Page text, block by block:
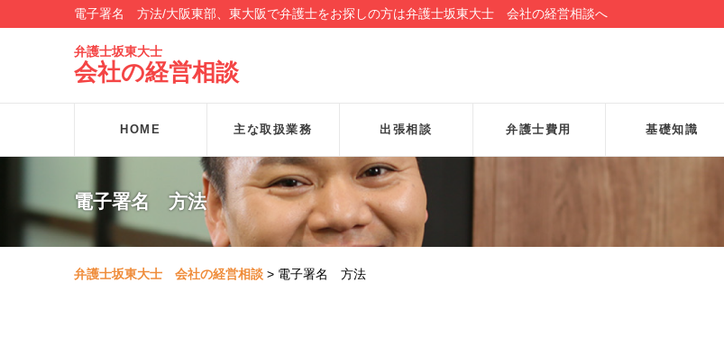
電子署名 方法/大阪東部、東大阪で弁護士をお探しの方は弁護士坂東大士 会社の経営相談へ
弁護士坂東大士
会社の経営相談
HOME 主な取扱業務 出張相談 弁護士費用 基礎知識
電子署名 方法
弁護士坂東大士 会社の経営相談 > 電子署名 方法